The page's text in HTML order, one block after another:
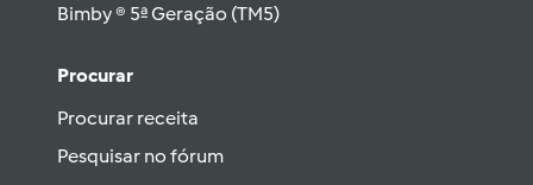
Bimby ® 5ª Geração (TM5)
Procurar
Procurar receita
Pesquisar no fórum